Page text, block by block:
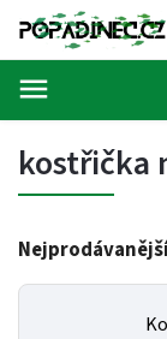
kostřička